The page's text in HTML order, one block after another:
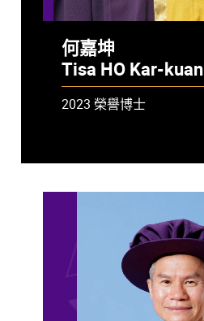
何嘉坤
Tisa HO Kar-kuan
2023 榮譽博士